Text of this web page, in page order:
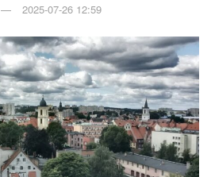
2025-07-26 12:59